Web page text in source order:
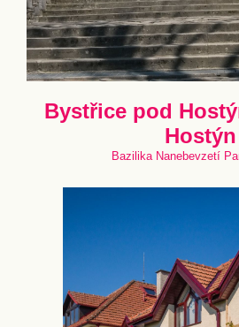
Bystřice pod
Hostýn
Bazilika Nanebevzetí